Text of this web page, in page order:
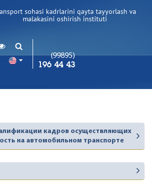
sohasi kadrlarini qayta tayyorlash va
malakasini oshirish instituti
(99895)
196 44 43
кадров осуществляющих
на автомобильном транспорте